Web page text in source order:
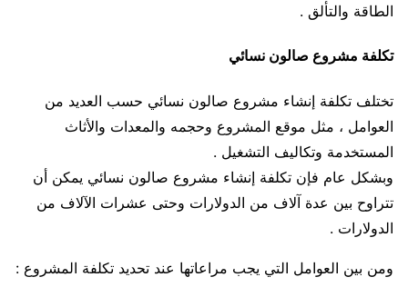
الطاقة والتألق .
تكلفة مشروع صالون نسائي
تختلف تكلفة إنشاء مشروع صالون نسائي حسب العديد من
العوامل ، مثل موقع المشروع وحجمه والمعدات والأثاث
المستخدمة وتكاليف التشغيل .
وبشكل عام فإن تكلفة إنشاء مشروع صالون نسائي يمكن أن
تتراوح بين عدة آلاف من الدولارات وحتى عشرات الآلاف من
الدولارات .
ومن بين العوامل التي يجب مراعاتها عند تحديد تكلفة المشروع :